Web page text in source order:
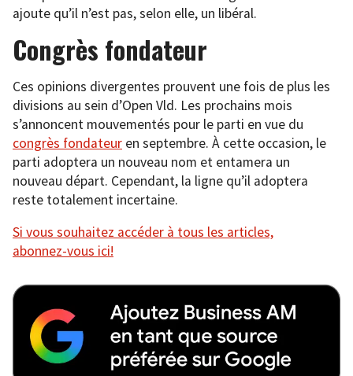
ajoute qu’il n’est pas, selon elle, un libéral.
Congrès fondateur
Ces opinions divergentes prouvent une fois de plus les
divisions au sein d’Open Vld. Les prochains mois
s’annoncent mouvementés pour le parti en vue du
congrès fondateur en septembre. À cette occasion, le
parti adoptera un nouveau nom et entamera un
nouveau départ. Cependant, la ligne qu’il adoptera
reste totalement incertaine.
Si vous souhaitez accéder à tous les articles,
abonnez-vous ici!